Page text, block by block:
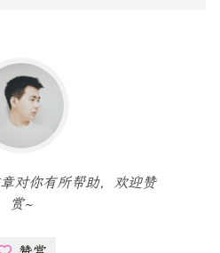
对你有所帮助，欢迎赞
赏~